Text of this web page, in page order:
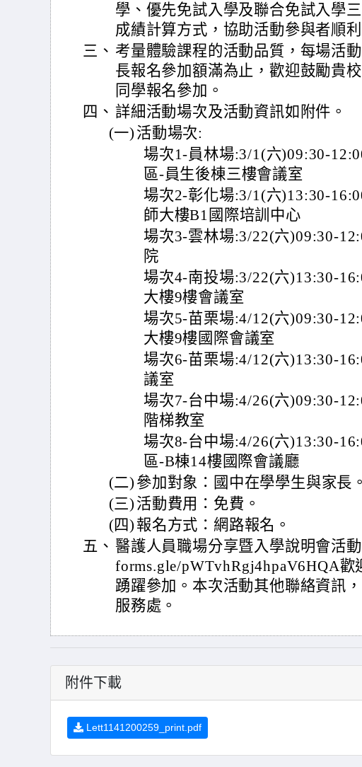
學、優先免試入學及聯合免試入學
成績計算方式，協助活動參與者順
三、 考量體驗課程的活動品質，每場活
長報名參加額滿為止，歡迎鼓勵貴
同學報名參加。
四、 詳細活動場次及活動資訊如附件。
(一) 活動場次:
場次1-員林場:3/1(六)09:30-
區-員生後棟三樓會議室
場次2-彰化場:3/1(六)13:30-
師大樓B1國際培訓中心
場次3-雲林場:3/22(六)09:30-
院
場次4-南投場:3/22(六)13:30-
大樓9樓會議室
場次5-苗栗場:4/12(六)09:30-
大樓9樓國際會議室
場次6-苗栗場:4/12(六)13:30-
議室
場次7-台中場:4/26(六)09:30-
階梯教室
場次8-台中場:4/26(六)13:30-
區-B棟14樓國際會議廳
(二) 參加對象：國中在學學生與家長。
(三) 活動費用：免費。
(四) 報名方式：網路報名。
五、 醫護人員職場分享暨入學說明會活
forms.gle/pWTvhRgj4hpaV6HQA
踴躍參加。本次活動其他聯絡資訊
服務處。
附件下載
Lett1141200259_print.pdf